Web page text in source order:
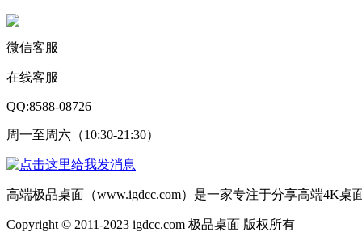
微信客服
在线客服
QQ:8588-08726
周一至周六（10:30-21:30）
高端极品桌面（www.igdcc.com）是一家专注于分享高端4K
Copyright © 2011-2023 igdcc.com 极品桌面 版权所有